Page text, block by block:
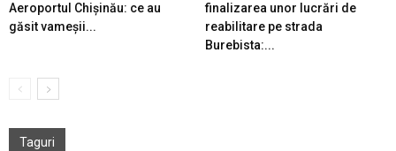
Aeroportul Chișinău: ce au
găsit vameșii...
finalizarea unor lucrări de
reabilitare pe strada
Burebista:...
Taguri